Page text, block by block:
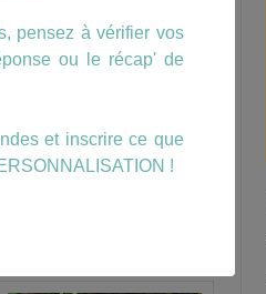
en cuir
pensez à vérifier vos
ou le récap' de
et inscrire ce que
!